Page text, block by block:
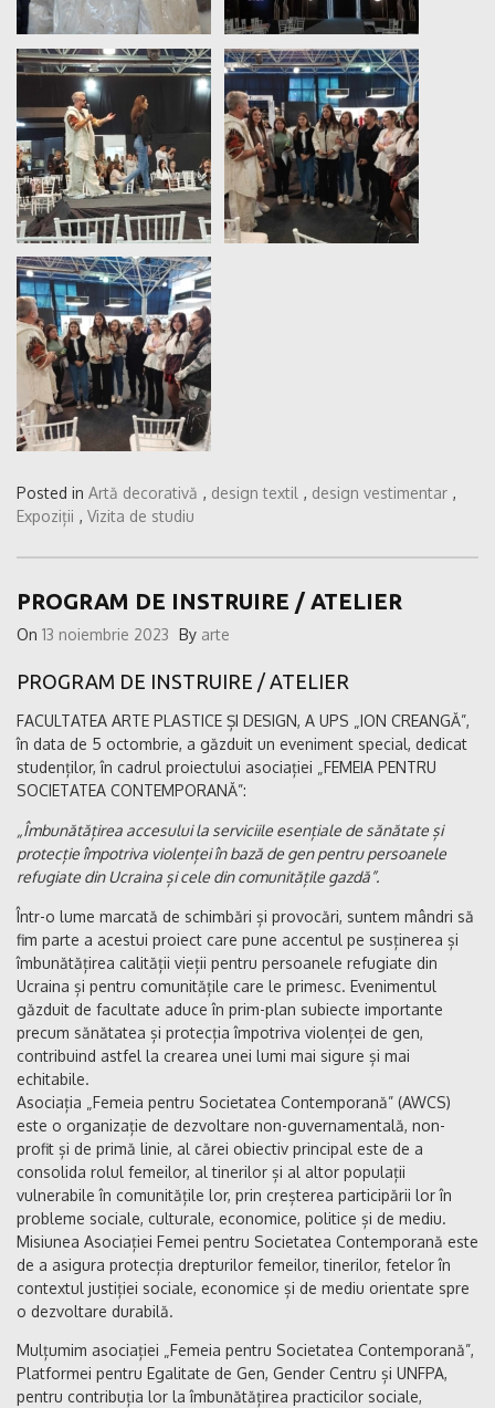
Posted in Artă decorativă , design textil , design vestimentar ,
Expoziții , Vizita de studiu
PROGRAM DE INSTRUIRE / ATELIER
On 13 noiembrie 2023 By arte
PROGRAM DE INSTRUIRE / ATELIER
FACULTATEA ARTE PLASTICE ȘI DESIGN, A UPS „ION CREANGĂ”,
în data de 5 octombrie, a găzduit un eveniment special, dedicat
studenților, în cadrul proiectului asociației „FEMEIA PENTRU
SOCIETATEA CONTEMPORANĂ”:
„Îmbunătățirea accesului la serviciile esențiale de sănătate și
protecție împotriva violenței în bază de gen pentru persoanele
refugiate din Ucraina și cele din comunitățile gazdă”.
Într-o lume marcată de schimbări și provocări, suntem mândri să
fim parte a acestui proiect care pune accentul pe susținerea și
îmbunătățirea calității vieții pentru persoanele refugiate din
Ucraina și pentru comunitățile care le primesc. Evenimentul
găzduit de facultate aduce în prim-plan subiecte importante
precum sănătatea și protecția împotriva violenței de gen,
contribuind astfel la crearea unei lumi mai sigure și mai
echitabile.
Asociația „Femeia pentru Societatea Contemporană” (AWCS)
este o organizație de dezvoltare non-guvernamentală, non-
profit și de primă linie, al cărei obiectiv principal este de a
consolida rolul femeilor, al tinerilor și al altor populații
vulnerabile în comunitățile lor, prin creșterea participării lor în
probleme sociale, culturale, economice, politice și de mediu.
Misiunea Asociației Femei pentru Societatea Contemporană este
de a asigura protecția drepturilor femeilor, tinerilor, fetelor în
contextul justiției sociale, economice și de mediu orientate spre
o dezvoltare durabilă.
Mulțumim asociației „Femeia pentru Societatea Contemporană”,
Platformei pentru Egalitate de Gen, Gender Centru și UNFPA,
pentru contribuția lor la îmbunătățirea practicilor sociale,